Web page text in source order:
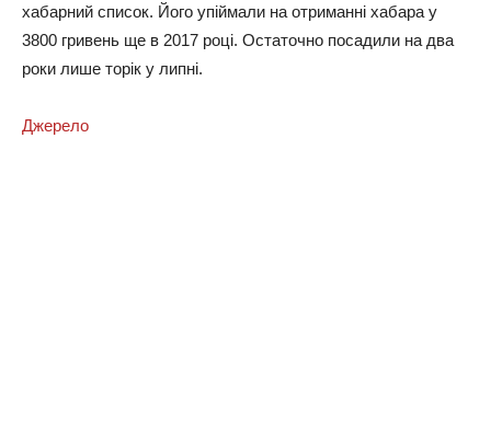
хабарний список. Його упіймали на отриманні хабара у
3800 гривень ще в 2017 році. Остаточно посадили на два
роки лише торік у липні.
Джерело